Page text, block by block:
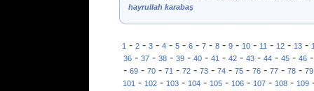
hayrullah karabaş
1- 2- 3- 4- 5- 6- 7- 8- 9- 10- 11- 12- 13-
36- 37- 38- 39- 40- 41- 42- 43- 44- 45- 46
- 69 - 70 - 71 - 72 - 73 - 74 - 75 - 76 - 77 - 78 - 79
101 - 102 - 103 - 104 - 105 - 106 - 107 - 108 - 109